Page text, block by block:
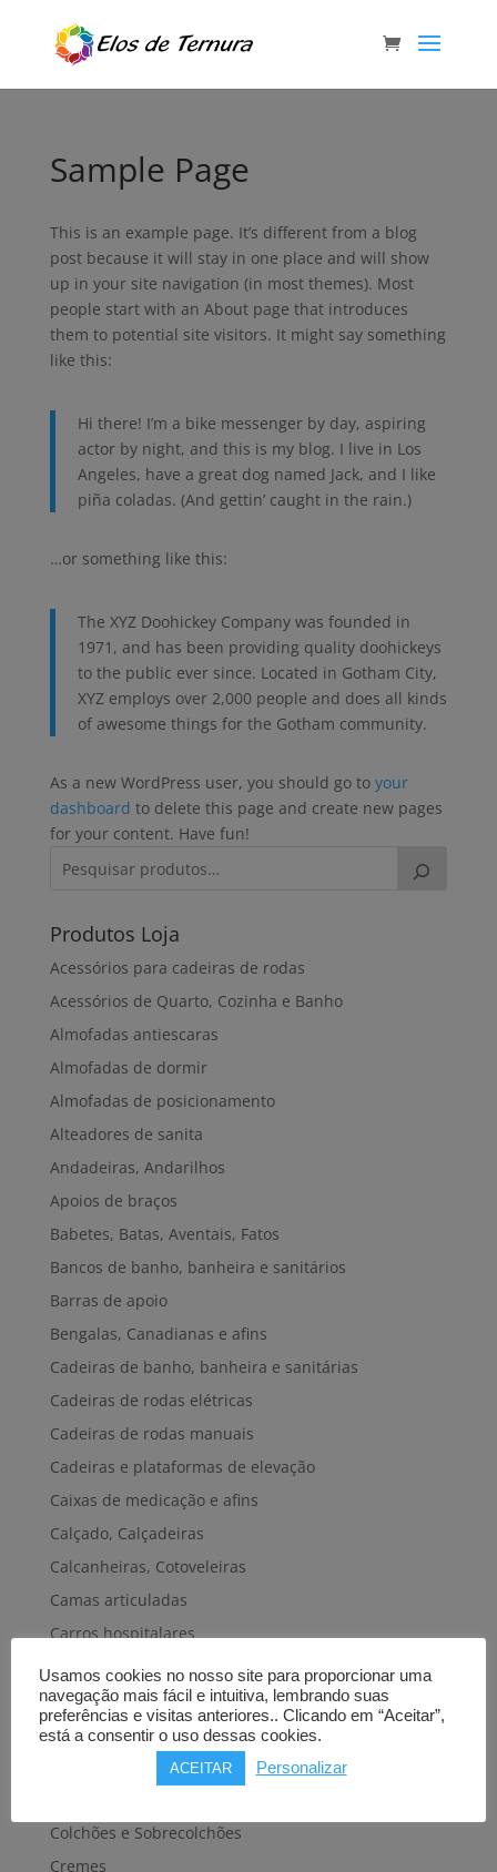
Sample Page
This is an example page. It’s different from a blog
post because it will stay in one place and will show
up in your site navigation (in most themes). Most
people start with an About page that introduces
them to potential site visitors. It might say something
like this:
Hi there! I’m a bike messenger by day, aspiring
actor by night, and this is my blog. I live in Los
Angeles, have a great dog named Jack, and I like
piña coladas. (And gettin’ caught in the rain.)
…or something like this:
The XYZ Doohickey Company was founded in
1971, and has been providing quality doohickeys
to the public ever since. Located in Gotham City,
XYZ employs over 2,000 people and does all kinds
of awesome things for the Gotham community.
As a new WordPress user, you should go to your
dashboard to delete this page and create new pages
for your content. Have fun!
Produtos Loja
Acessórios para cadeiras de rodas
Acessórios de Quarto, Cozinha e Banho
Almofadas antiescaras
Almofadas de dormir
Almofadas de posicionamento
Alteadores de sanita
Andadeiras, Andarilhos
Apoios de braços
Babetes, Batas, Aventais, Fatos
Bancos de banho, banheira e sanitários
Barras de apoio
Bengalas, Canadianas e afins
Cadeiras de banho, banheira e sanitárias
Cadeiras de rodas elétricas
Cadeiras de rodas manuais
Cadeiras e plataformas de elevação
Caixas de medicação e afins
Calçado, Calçadeiras
Calcanheiras, Cotoveleiras
Camas articuladas
Carros hospitalares
Cestas, Arneses
Cintas e Faixas
Cintos, Coletes e afins
Cintos de transferência e mobilidade
Colchões e Sobrecolchões
Cremes
Usamos cookies no nosso site para proporcionar uma
navegação mais fácil e intuitiva, lembrando suas
preferências e visitas anteriores.. Clicando em “Aceitar”,
está a consentir o uso dessas cookies.
ACEITAR Personalizar